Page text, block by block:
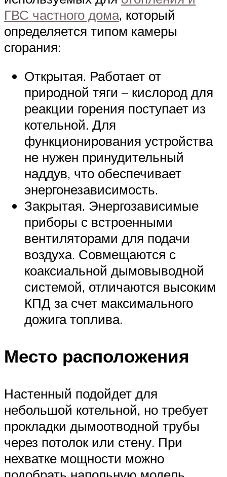
ГВС частного дома, который
определяется типом камеры
сгорания:
Открытая. Работает от
природной тяги – кислород для
реакции горения поступает из
котельной. Для
функционирования устройства
не нужен принудительный
наддув, что обеспечивает
энергонезависимость.
Закрытая. Энергозависимые
приборы с встроенными
вентиляторами для подачи
воздуха. Совмещаются с
коаксиальной дымовыводной
системой, отличаются высоким
КПД за счет максимального
дожига топлива.
Место расположения
Настенный подойдет для
небольшой котельной, но требует
прокладки дымоотводной трубы
через потолок или стену. При
нехватке мощности можно